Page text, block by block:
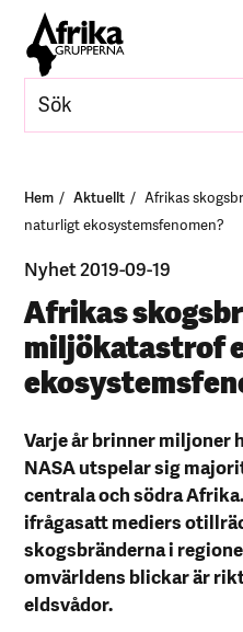
Hem Aktuellt
Afrikas
naturligt ekosystemsfenomen?
Nyhet 2019-09-19
Afrikas
miljökatastrof
Varje år brinner miljoner
NASA utspelar sig
centrala och södra
ifrågasatt mediers
skogsbränderna i
omvärldens blickar är
eldsvådor.